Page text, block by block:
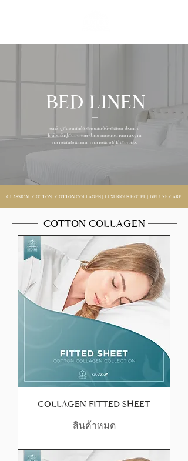
BED LINEN
—
ชุดผ้าปูที่นอนลักซ์ชัวรีคุณสมบัติพรีเมี่ยม ประกอบ
ไปด้วยผ้าปูที่นอน และ ปลอกหมอนขนาดมาตรฐาน
หลายเส้นใยและหลากหลายแบบให้ได้เลือกสรร
CLASSICAL COTTON | COTTON COLLAGEN | LUXURIOUS HOTEL | DELUXE CARE
COTTON COLLAGEN
COLLAGEN FITTED SHEET
สินค้าหมด